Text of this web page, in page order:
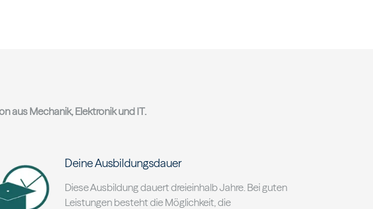
aus Mechanik, Elektronik und IT.
Deine Ausbildungsdauer
Diese Ausbildung dauert dreieinhalb Jahre. Bei guten
Leistungen besteht die Möglichkeit, die